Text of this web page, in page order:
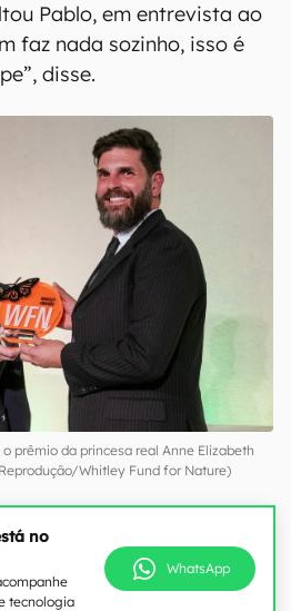
Pablo, em entrevista ao
faz nada sozinho, isso é
disse.
prêmio da princesa real Anne Elizabeth
Whitley Fund for Nature)
no
tecnologia
WhatsApp